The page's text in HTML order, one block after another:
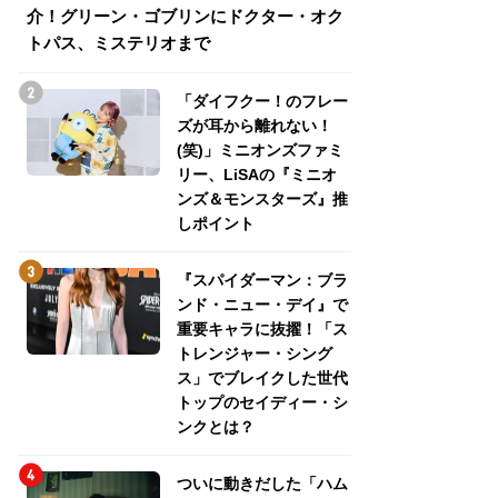
介！グリーン・ゴブリンにドクター・オク
トパス、ミステリオまで
「ダイフクー！のフレー
ズが耳から離れない！
(笑)」ミニオンズファミ
リー、LiSAの『ミニオ
ンズ＆モンスターズ』推
しポイント
『スパイダーマン：ブラ
ンド・ニュー・デイ』で
重要キャラに抜擢！「ス
トレンジャー・シング
ス」でブレイクした世代
トップのセイディー・シ
ンクとは？
ついに動きだした「ハム